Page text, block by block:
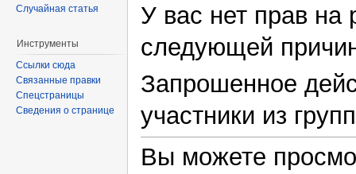
У вас нет прав на
следующей
Запрошенное
участники из
Вы можете
Случайная статья
Инструменты
Ссылки сюда
Связанные правки
Спецстраницы
Сведения о странице